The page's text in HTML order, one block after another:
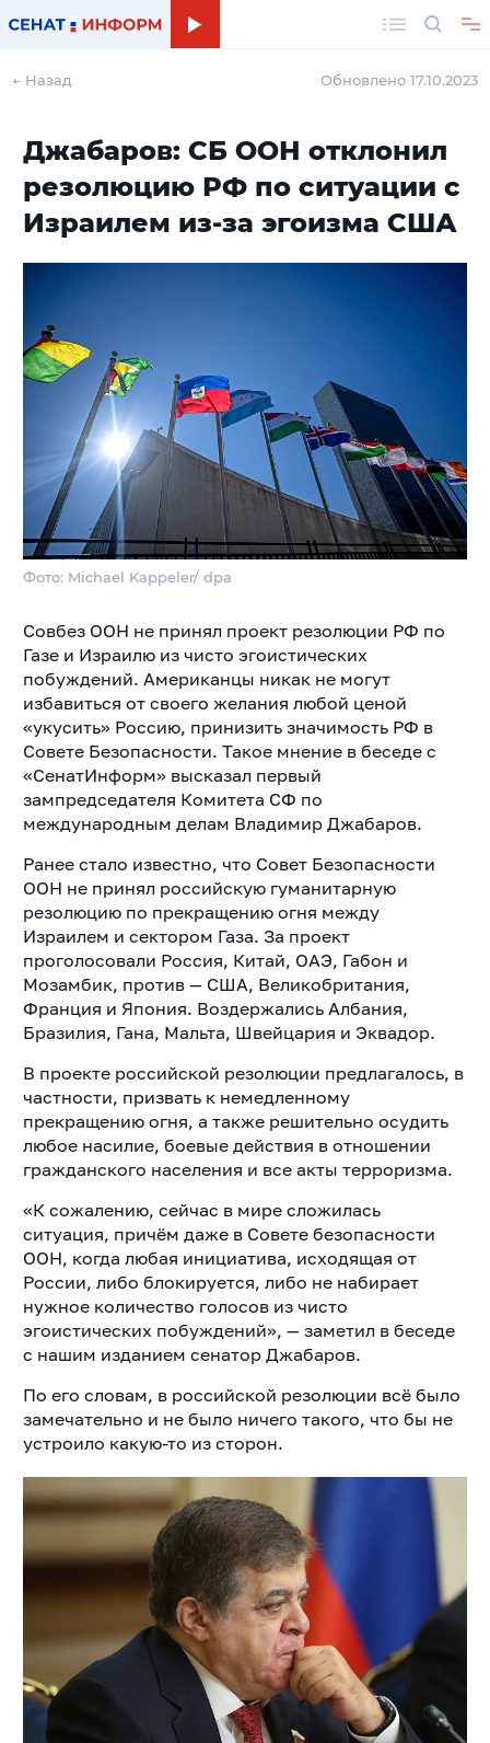
← Назад Обновлено 17.10.2023
Джабаров: СБ ООН отклонил
резолюцию РФ по ситуации с
Израилем из-за эгоизма США
Фото: Michael Kappeler/ dpa
Совбез ООН не принял проект резолюции РФ по
Газе и Израилю из чисто эгоистических
побуждений. Американцы никак не могут
избавиться от своего желания любой ценой
«укусить» Россию, принизить значимость РФ в
Совете Безопасности. Такое мнение в беседе с
«СенатИнформ» высказал первый
зампредседателя Комитета СФ по
международным делам Владимир Джабаров.
Ранее стало известно, что Совет Безопасности
ООН не принял российскую гуманитарную
резолюцию по прекращению огня между
Израилем и сектором Газа. За проект
проголосовали Россия, Китай, ОАЭ, Габон и
Мозамбик, против — США, Великобритания,
Франция и Япония. Воздержались Албания,
Бразилия, Гана, Мальта, Швейцария и Эквадор.
В проекте российской резолюции предлагалось, в
частности, призвать к немедленному
прекращению огня, а также решительно осудить
любое насилие, боевые действия в отношении
гражданского населения и все акты терроризма.
«К сожалению, сейчас в мире сложилась
ситуация, причём даже в Совете безопасности
ООН, когда любая инициатива, исходящая от
России, либо блокируется, либо не набирает
нужное количество голосов из чисто
эгоистических побуждений», — заметил в беседе
с нашим изданием сенатор Джабаров.
По его словам, в российской резолюции всё было
замечательно и не было ничего такого, что бы не
устроило какую-то из сторон.